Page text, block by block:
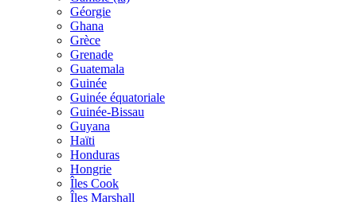
Géorgie
Ghana
Grèce
Grenade
Guatemala
Guinée
Guinée équatoriale
Guinée-Bissau
Guyana
Haïti
Honduras
Hongrie
Îles Cook
Îles Marshall